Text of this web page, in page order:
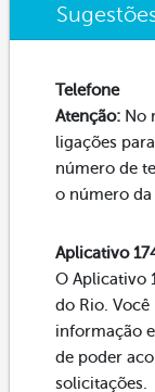
Telefone
Atenção: No
ligações
número de
o número da
Aplicativo
O Aplicativo
do Rio.
informação
de poder
solicitações.